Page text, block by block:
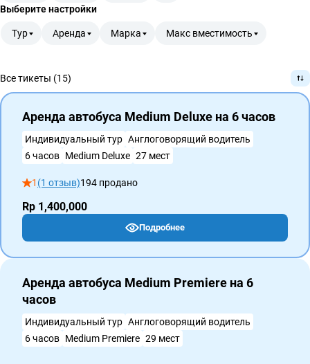
Выберите настройки
Тур Аренда Марка Макс вместимость
Все тикеты (15)
Аренда автобуса Medium Deluxe на 6 часов
Индивидуальный тур Англоговорящий водитель
6 часов Medium Deluxe 27 мест
1 (1 отзыв)194 продано
Rp 1,400,000
Подробнее
Аренда автобуса Medium Premiere на 6
часов
Индивидуальный тур Англоговорящий водитель
6 часов Medium Premiere 29 мест